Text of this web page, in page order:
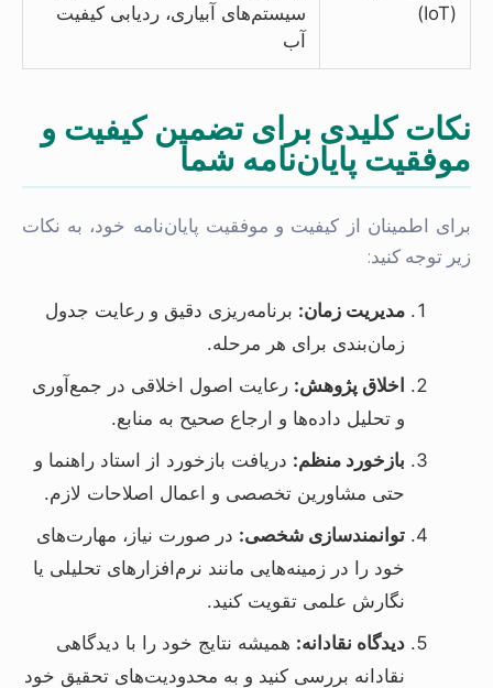
(IoT)
سیستم‌های آبیاری، ردیابی کیفیت
آب
نکات کلیدی برای تضمین کیفیت و
موفقیت پایان‌نامه شما
برای اطمینان از کیفیت و موفقیت پایان‌نامه خود، به نکات
زیر توجه کنید:
مدیریت زمان: برنامه‌ریزی دقیق و رعایت جدول
زمان‌بندی برای هر مرحله.
اخلاق پژوهش: رعایت اصول اخلاقی در جمع‌آوری
و تحلیل داده‌ها و ارجاع صحیح به منابع.
بازخورد منظم: دریافت بازخورد از استاد راهنما و
حتی مشاورین تخصصی و اعمال اصلاحات لازم.
توانمندسازی شخصی: در صورت نیاز، مهارت‌های
خود را در زمینه‌هایی مانند نرم‌افزارهای تحلیلی یا
نگارش علمی تقویت کنید.
دیدگاه نقادانه: همیشه نتایج خود را با دیدگاهی
نقادانه بررسی کنید و به محدودیت‌های تحقیق خود